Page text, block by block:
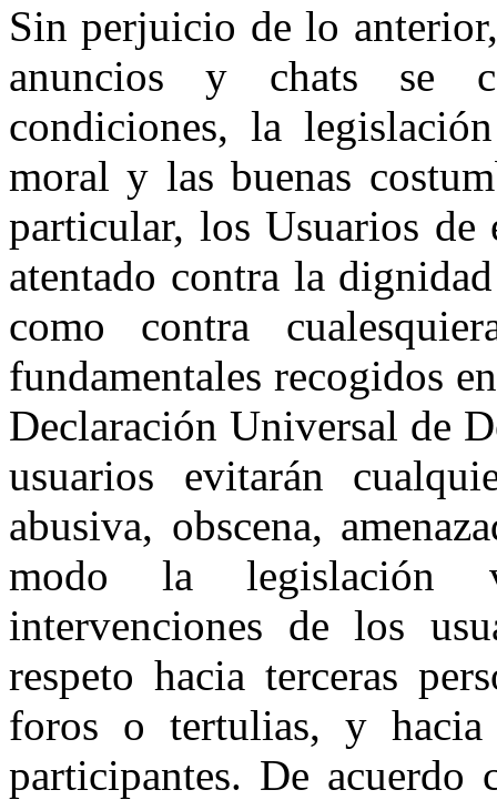
Sin perjuicio de lo
anuncios y chats se
condiciones, la
moral y las buenas
particular, los Usuarios de
atentado contra la
como contra
fundamentales recogidos
Declaración Universal de
usuarios evitarán
abusiva, obscena,
modo la legislación
intervenciones de los
respeto hacia terceras
foros o tertulias, y
participantes. De acuerdo